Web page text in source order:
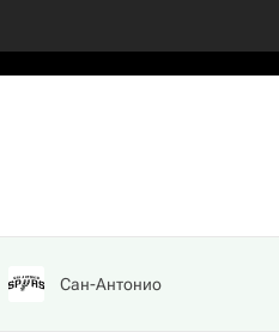
Сан-Антонио